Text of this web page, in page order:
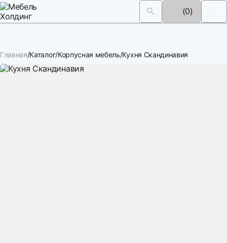
(0)
Главная Каталог Корпусная мебель Кухня Скандинавия